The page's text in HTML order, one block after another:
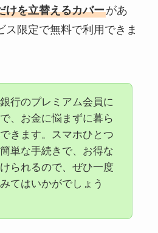
けを立替えるカバーがあ
ス限定で無料で利用できま
行のプレミアム会員に
、お金に悩まずに暮ら
きます。スマホひとつ
単な手続きで、お得な
られるので、ぜひ一度
てはいかがでしょう